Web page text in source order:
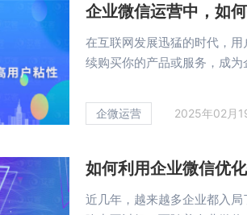
企业微信运营中，如
在互联网发展迅猛的时代，
续购买你的产品或服务，成为
企微运营 2025年02月
如何利用企业微信优
近几年，越来越多企业都入